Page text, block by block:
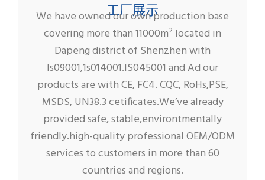
工厂展示
We have owned our own production base
covering more than 11000m² located in
Dapeng district of Shenzhen with
ls09001,1s014001.IS045001 and Ad our
products are with CE, FC4. CQC, RoHs,PSE,
MSDS, UN38.3 cetificates.We’ve already
provided safe, stable,environtmentally
friendly.high-quality professional OEM/ODM
services to customers in more than 60
countries and regions.